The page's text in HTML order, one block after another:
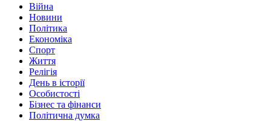
Війна
Новини
Політика
Економіка
Спорт
Життя
Релігія
День в історії
Особистості
Бізнес та фінанси
Політична думка